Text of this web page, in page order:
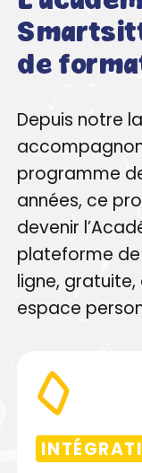
de
Depuis notre
programme
années, ce
devenir
plateforme
ligne,
espace